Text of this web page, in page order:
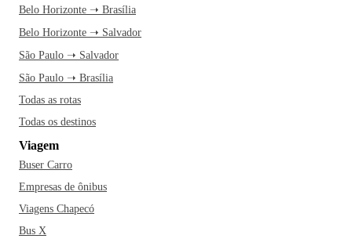
Belo Horizonte ➝ Brasília
Belo Horizonte ➝ Salvador
São Paulo ➝ Salvador
São Paulo ➝ Brasília
Todas as rotas
Todas os destinos
Viagem
Buser Carro
Empresas de ônibus
Viagens Chapecó
Bus X